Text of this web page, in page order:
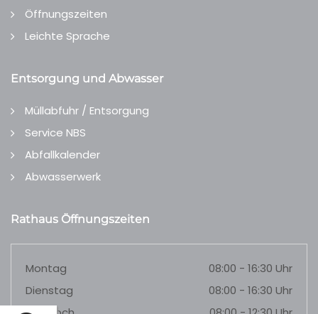
Öffnungszeiten
Leichte Sprache
Entsorgung und Abwasser
Müllabfuhr / Entsorgung
Service NBS
Abfallkalender
Abwasserwerk
Rathaus Öffnungszeiten
Montag
08:00 - 16:30 Uhr
Dienstag
08:00 - 16:30 Uhr